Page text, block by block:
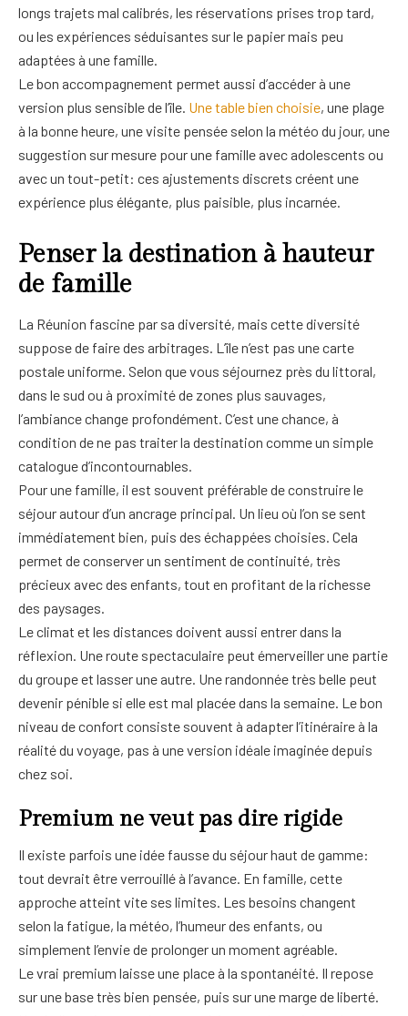
longs trajets mal calibrés, les réservations prises trop tard,
ou les expériences séduisantes sur le papier mais peu
adaptées à une famille.
Le bon accompagnement permet aussi d’accéder à une
version plus sensible de l’île. Une table bien choisie, une plage
à la bonne heure, une visite pensée selon la météo du jour, une
suggestion sur mesure pour une famille avec adolescents ou
avec un tout-petit: ces ajustements discrets créent une
expérience plus élégante, plus paisible, plus incarnée.
Penser la destination à hauteur
de famille
La Réunion fascine par sa diversité, mais cette diversité
suppose de faire des arbitrages. L’île n’est pas une carte
postale uniforme. Selon que vous séjournez près du littoral,
dans le sud ou à proximité de zones plus sauvages,
l’ambiance change profondément. C’est une chance, à
condition de ne pas traiter la destination comme un simple
catalogue d’incontournables.
Pour une famille, il est souvent préférable de construire le
séjour autour d’un ancrage principal. Un lieu où l’on se sent
immédiatement bien, puis des échappées choisies. Cela
permet de conserver un sentiment de continuité, très
précieux avec des enfants, tout en profitant de la richesse
des paysages.
Le climat et les distances doivent aussi entrer dans la
réflexion. Une route spectaculaire peut émerveiller une partie
du groupe et lasser une autre. Une randonnée très belle peut
devenir pénible si elle est mal placée dans la semaine. Le bon
niveau de confort consiste souvent à adapter l’itinéraire à la
réalité du voyage, pas à une version idéale imaginée depuis
chez soi.
Premium ne veut pas dire rigide
Il existe parfois une idée fausse du séjour haut de gamme:
tout devrait être verrouillé à l’avance. En famille, cette
approche atteint vite ses limites. Les besoins changent
selon la fatigue, la météo, l’humeur des enfants, ou
simplement l’envie de prolonger un moment agréable.
Le vrai premium laisse une place à la spontanéité. Il repose
sur une base très bien pensée, puis sur une marge de liberté.